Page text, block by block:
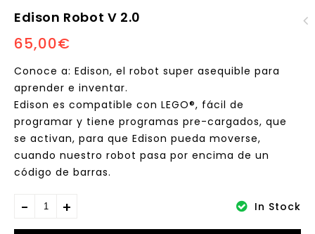
Edison Robot V 2.0
65,00€
Conoce a: Edison, el robot super asequible para
aprender e inventar.
Edison es compatible con LEGO®, fácil de
programar y tiene programas pre-cargados, que
se activan, para que Edison pueda moverse,
cuando nuestro robot pasa por encima de un
código de barras.
In Stock